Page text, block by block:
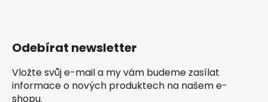
Odebírat newsletter
Vložte svůj e-mail a my vám budeme zasílat
informace o nových produktech na našem e-
shopu.